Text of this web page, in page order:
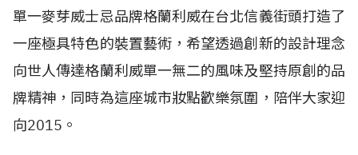
單一麥芽威士忌品牌格蘭利威在台北信義街頭打造了
一座極具特色的裝置藝術，希望透過創新的設計理念
向世人傳達格蘭利威單一無二的風味及堅持原創的品
牌精神，同時為這座城市妝點歡樂氛圍，陪伴大家迎
向2015。